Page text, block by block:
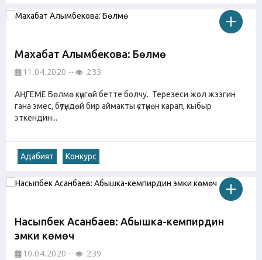
Махабат Алымбекова: Бөлмө
11.04.2020 233
АҢГЕМЕ Бөлмө күңгөй бетте болчу. Терезеси жол жээгин
гана эмес, бүтүндөй бир аймакты үстүнөн карап, кыбыр
эткендин...
Адабият Конкурс
Насыпбек Асанбаев: Абышка-кемпирдин
эмки көмөчү
10.04.2020 239